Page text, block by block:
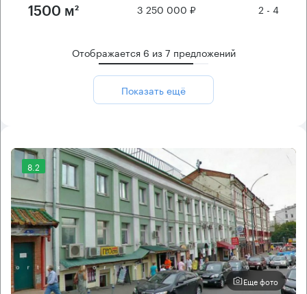
1500 м² 3 250 000 ₽ 2 - 4
Отображается 6 из7 предложений
Показать ещё
8.2
Еще фото